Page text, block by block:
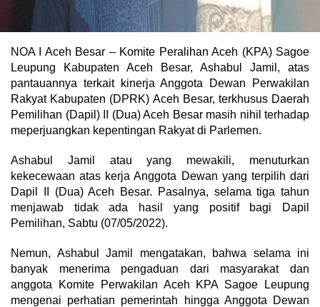
NOA I Aceh Besar – Komite Peralihan Aceh (KPA) Sagoe
Leupung Kabupaten Aceh Besar, Ashabul Jamil, atas
pantauannya terkait kinerja Anggota Dewan Perwakilan
Rakyat Kabupaten (DPRK) Aceh Besar, terkhusus Daerah
Pemilihan (Dapil) II (Dua) Aceh Besar masih nihil terhadap
meperjuangkan kepentingan Rakyat di Parlemen.
Ashabul Jamil atau yang mewakili, menuturkan
kekecewaan atas kerja Anggota Dewan yang terpilih dari
Dapil II (Dua) Aceh Besar. Pasalnya, selama tiga tahun
menjawab tidak ada hasil yang positif bagi Dapil
Pemilihan, Sabtu (07/05/2022).
Nemun, Ashabul Jamil mengatakan, bahwa selama ini
banyak menerima pengaduan dari masyarakat dan
anggota Komite Perwakilan Aceh KPA Sagoe Leupung
mengenai perhatian pemerintah hingga Anggota Dewan